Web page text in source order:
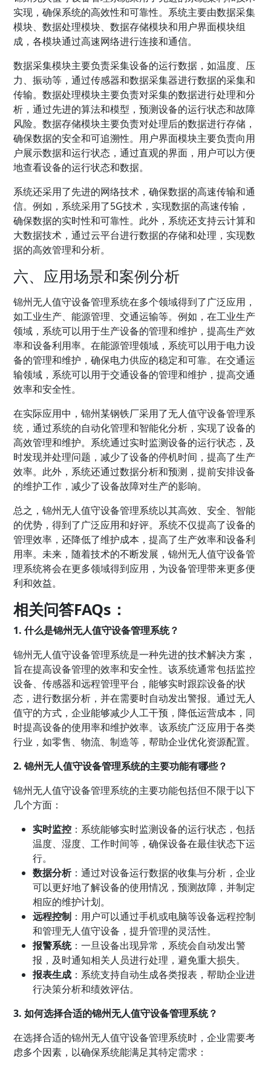
实现，确保系统的高效性和可靠性。系统主要由数据采集
模块、数据处理模块、数据存储模块和用户界面模块组
成，各模块通过高速网络进行连接和通信。
数据采集模块主要负责采集设备的运行数据，如温度、压
力、振动等，通过传感器和数据采集器进行数据的采集和
传输。数据处理模块主要负责对采集的数据进行处理和分
析，通过先进的算法和模型，预测设备的运行状态和故障
风险。数据存储模块主要负责对处理后的数据进行存储，
确保数据的安全和可追溯性。用户界面模块主要负责向用
户展示数据和运行状态，通过直观的界面，用户可以方便
地查看设备的运行状态和数据。
系统还采用了先进的网络技术，确保数据的高速传输和通
信。例如，系统采用了5G技术，实现数据的高速传输，
确保数据的实时性和可靠性。此外，系统还支持云计算和
大数据技术，通过云平台进行数据的存储和处理，实现数
据的高效管理和分析。
六、应用场景和案例分析
锦州无人值守设备管理系统在多个领域得到了广泛应用，
如工业生产、能源管理、交通运输等。例如，在工业生产
领域，系统可以用于生产设备的管理和维护，提高生产效
率和设备利用率。在能源管理领域，系统可以用于电力设
备的管理和维护，确保电力供应的稳定和可靠。在交通运
输领域，系统可以用于交通设备的管理和维护，提高交通
效率和安全性。
在实际应用中，锦州某钢铁厂采用了无人值守设备管理系
统，通过系统的自动化管理和智能化分析，实现了设备的
高效管理和维护。系统通过实时监测设备的运行状态，及
时发现并处理问题，减少了设备的停机时间，提高了生产
效率。此外，系统还通过数据分析和预测，提前安排设备
的维护工作，减少了设备故障对生产的影响。
总之，锦州无人值守设备管理系统以其高效、安全、智能
的优势，得到了广泛应用和好评。系统不仅提高了设备的
管理效率，还降低了维护成本，提高了生产效率和设备利
用率。未来，随着技术的不断发展，锦州无人值守设备管
理系统将会在更多领域得到应用，为设备管理带来更多便
利和效益。
相关问答FAQs：
1. 什么是锦州无人值守设备管理系统？
锦州无人值守设备管理系统是一种先进的技术解决方案，
旨在提高设备管理的效率和安全性。该系统通常包括监控
设备、传感器和远程管理平台，能够实时跟踪设备的状
态，进行数据分析，并在需要时自动发出警报。通过无人
值守的方式，企业能够减少人工干预，降低运营成本，同
时提高设备的使用率和维护效率。该系统广泛应用于各类
行业，如零售、物流、制造等，帮助企业优化资源配置。
2. 锦州无人值守设备管理系统的主要功能有哪些？
锦州无人值守设备管理系统的主要功能包括但不限于以下
几个方面：
实时监控 ：系统能够实时监测设备的运行状态，包括
温度、湿度、工作时间等，确保设备在最佳状态下运
行。
数据分析：通过对设备运行数据的收集与分析，企业
可以更好地了解设备的使用情况，预测故障，并制定
相应的维护计划。
远程控制 ：用户可以通过手机或电脑等设备远程控制
和管理无人值守设备，提升管理的灵活性。
报警系统：一旦设备出现异常，系统会自动发出警
报，及时通知相关人员进行处理，避免重大损失。
报表生成 ：系统支持自动生成各类报表，帮助企业进
行决策分析和绩效评估。
3. 如何选择合适的锦州无人值守设备管理系统？
在选择合适的锦州无人值守设备管理系统时，企业需要考
虑多个因素，以确保系统能满足其特定需求：